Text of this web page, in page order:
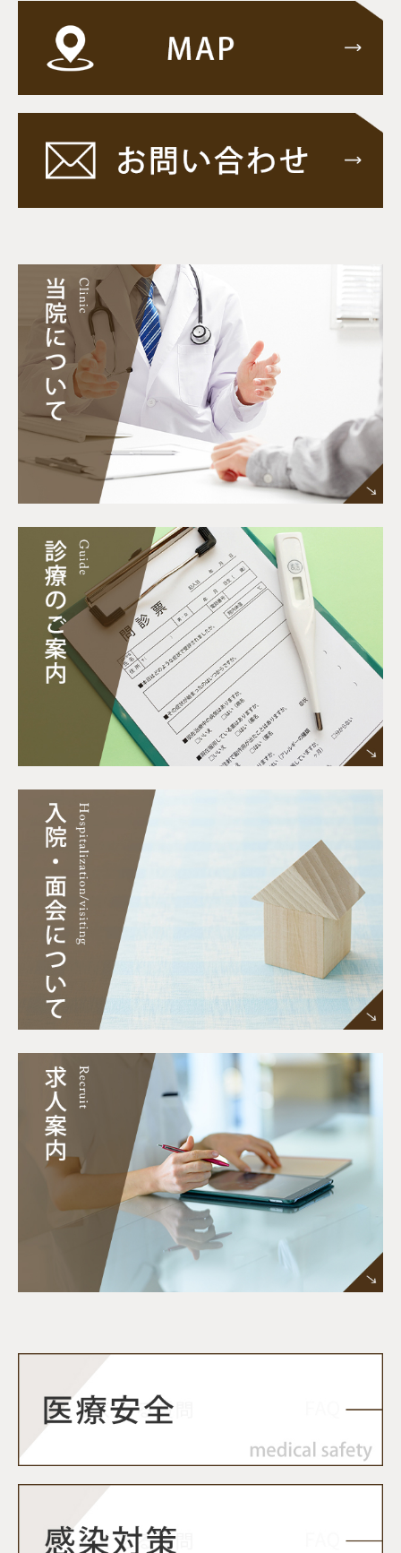
患者さんに限らず、本院に入館される方は、必
ずマスクを着用してください。
※マスク着用ができない理由がある方は、職員
に相談願います。
■発熱外来のお知らせ
は診察まで自家用車内での待機をお願い致して
おります。
車の中から（伊藤病院：
076-263-6351
下さい。
車以外の患者様は、病院の外から（伊藤病院：
076-263-6351 ）へ電話下さい。
発熱などのある患者様は、院内にお入りになる
前に必ず事前に電話でご相談下さい。（伊藤病
院：076-263-6351 ）
原則：発熱などの患者様は診察場所や時間を分
けて診療しております。必ずお電話で診療日・
時間をご確認下さい。ご協力お願い申し上げま
新型コロナウイルス感染症の検査については、
令和5年5月8日～ 通常の保険請求となりま
す。（通常の保険負担割合の応じて）
請求方法は窓口にお問い合わせ下さい。
■24時間患者さんの受入れ実施のお知らせ
当院は24時間患者さんの受入れを実施しておりま
す。何か病状など急変した場合は下記ご連絡下さ
伊藤病院 TEL：076-263-6351
留意事項
病状や症状の急変などで当院が対応できない場
合がございます。その場合は専門医療機関へ紹
介させていただくこともございます。また、他
の医療機関での対応になることもございます。
ご協力お願い申し上げます。
■当院はかかりつけ医として相談・紹介などを⾏っ
ています。
①必要に応じて「専⾨医・医療機関」をご紹介し
の以外の疾患の不安があれば専⾨医療機関をご紹
介しますので、医師または窓⼝へお申しつけくだ
さい。
＜連携病院・クリニック＞
金沢医科大学病院・県立中央病院・金沢医療セン
ター・金沢市立病院・金沢大学附属病院・浅ノ川
総合病院・北陸病院・川北病院・みひらRクリ
ニック（整形外科）・川北眼科・くらち眼科・佐
藤耳鼻咽喉科・伊藤歯科・加藤歯科
②健康診断の結果等について、健康管理の相談対
応をいたします！健康診断の実施や、診断後の結
③介護保険や福祉サービスの相談をお受けしま
す！状態や状況に応じて、介護保険の申請や介護
サービスのご案内を⾏います。
・看護師がご質問させて頂くことがありますの
で、ご協⼒をお願いします。
076-263-6351
※折り返し担当者から対応する事もございますの
でご協力お願い申し上げます。